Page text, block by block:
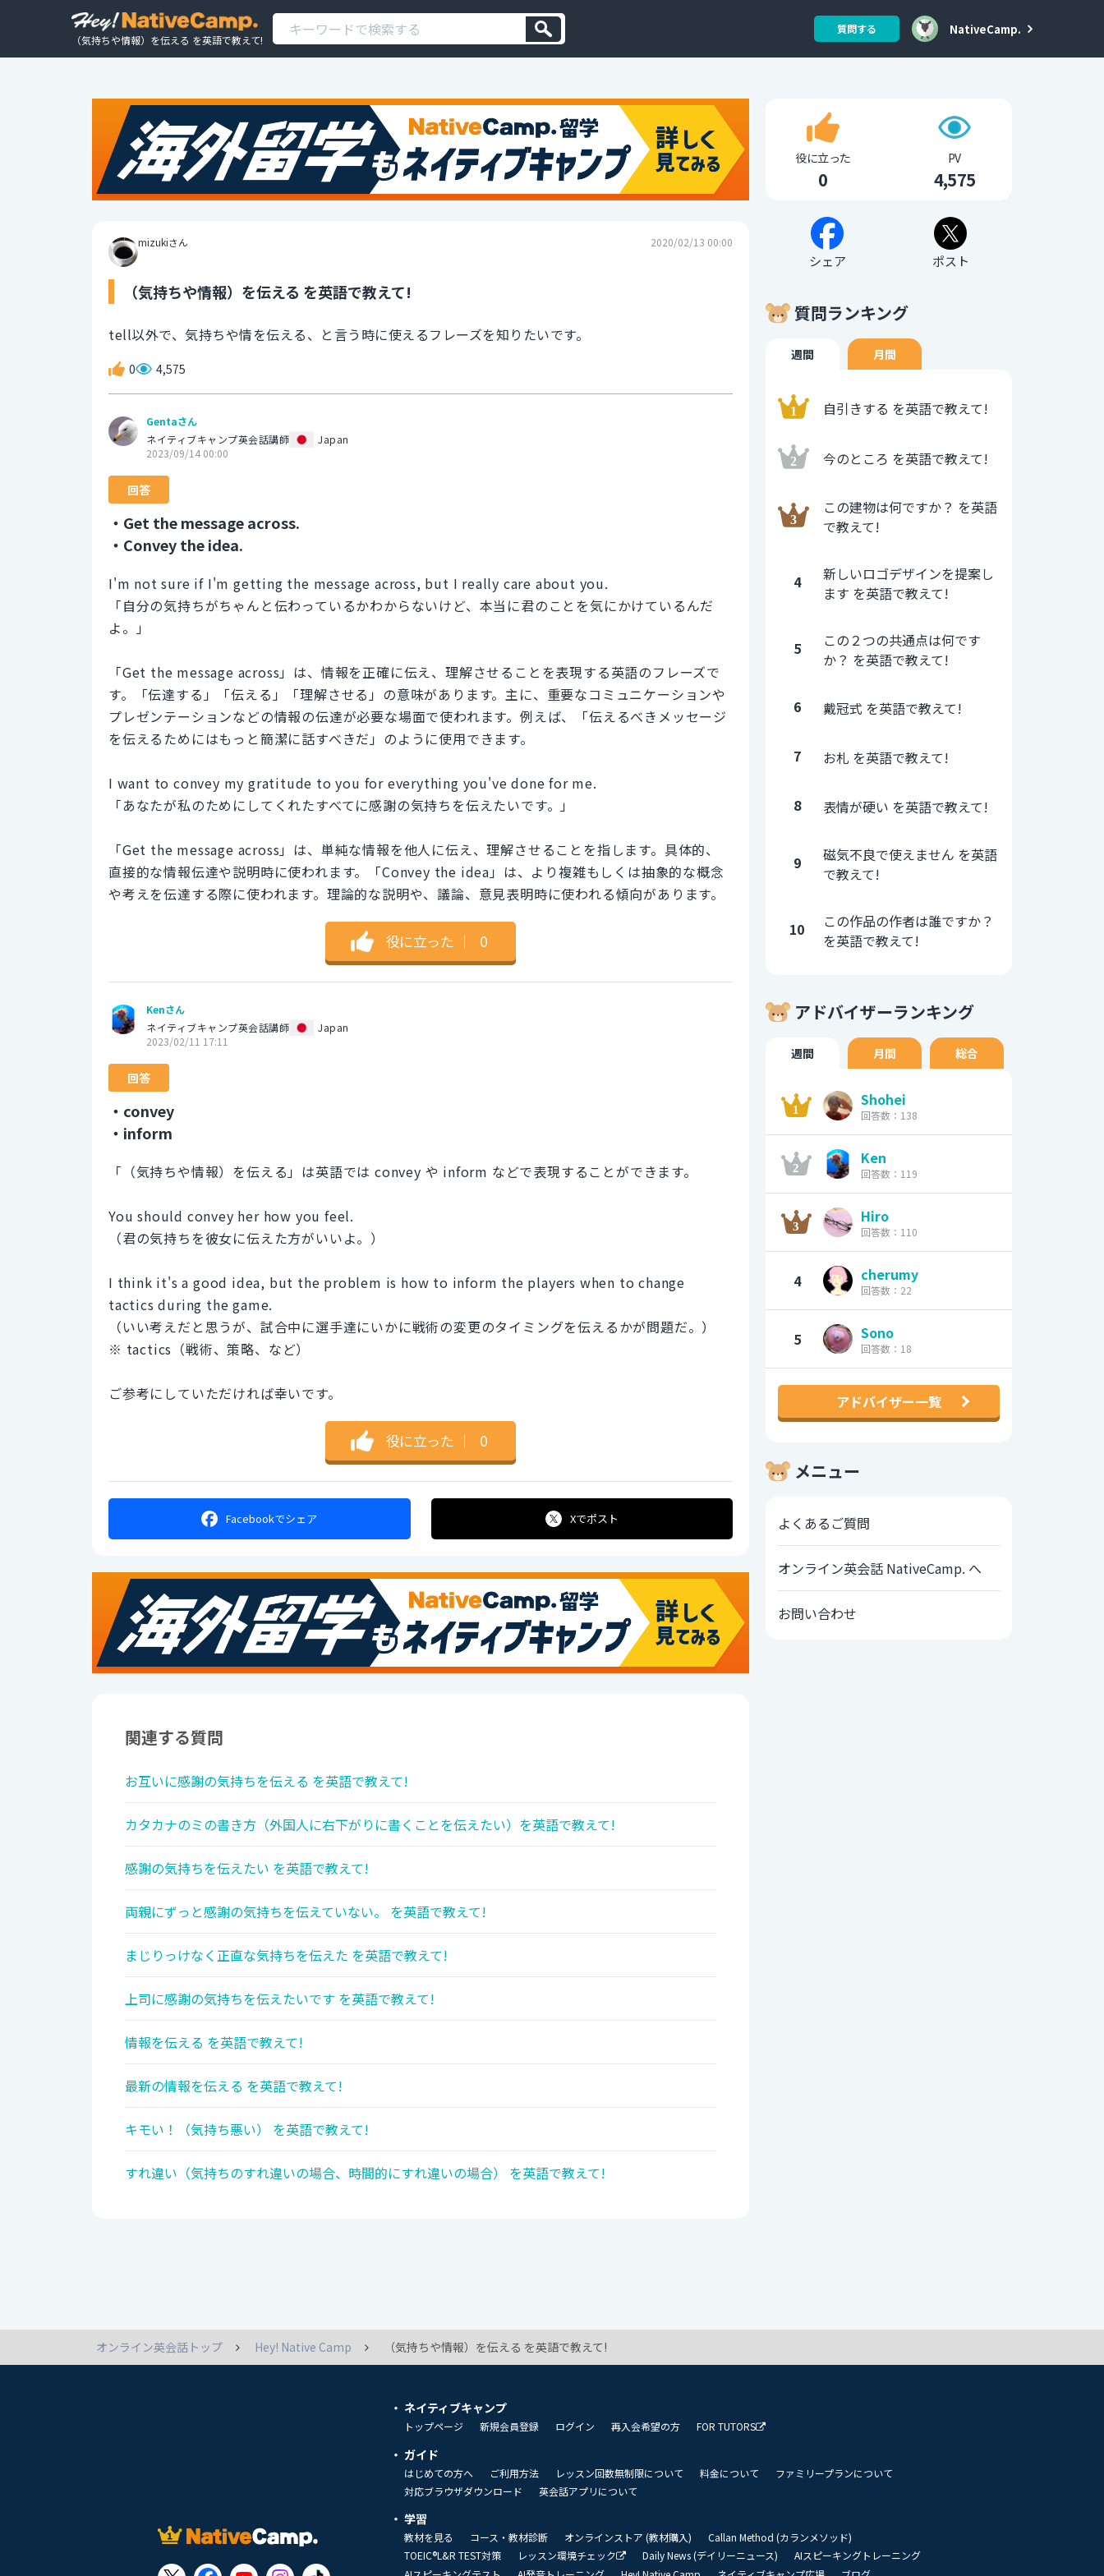
（気持ちや情報）を伝える を英語で教えて!
質問する NativeCamp.
mizukiさん 2020/02/13 00:00
（気持ちや情報）を伝える を英語で教えて!
tell以外で、気持ちや情を伝える、と言う時に使えるフレーズを知りたいです。
0 4,575
Gentaさん
ネイティブキャンプ英会話講師
Japan
2023/09/14 00:00
回答
・Get the message across.
・Convey the idea.
I'm not sure if I'm getting the message across, but I really care about you.
「自分の気持ちがちゃんと伝わっているかわからないけど、本当に君のことを気にかけているんだ
よ。」
「Get the message across」は、情報を正確に伝え、理解させることを表現する英語のフレーズで
す。「伝達する」「伝える」「理解させる」の意味があります。主に、重要なコミュニケーションや
プレゼンテーションなどの情報の伝達が必要な場面で使われます。例えば、「伝えるべきメッセージ
を伝えるためにはもっと簡潔に話すべきだ」のように使用できます。
I want to convey my gratitude to you for everything you've done for me.
「あなたが私のためにしてくれたすべてに感謝の気持ちを伝えたいです。」
「Get the message across」は、単純な情報を他人に伝え、理解させることを指します。具体的、
直接的な情報伝達や説明時に使われます。「Convey the idea」は、より複雑もしくは抽象的な概念
や考えを伝達する際に使われます。理論的な説明や、議論、意見表明時に使われる傾向があります。
役に立った ｜ 0
Kenさん
ネイティブキャンプ英会話講師
Japan
2023/02/11 17:11
回答
・convey
・inform
「（気持ちや情報）を伝える」は英語では convey や inform などで表現することができます。
You should convey her how you feel.
（君の気持ちを彼女に伝えた方がいいよ。）
I think it's a good idea, but the problem is how to inform the players when to change
tactics during the game.
（いい考えだと思うが、試合中に選手達にいかに戦術の変更のタイミングを伝えるかが問題だ。）
※ tactics（戦術、策略、など）
ご参考にしていただければ幸いです。
役に立った ｜ 0
Facebookでシェア Xでポスト
関連する質問
お互いに感謝の気持ちを伝える を英語で教えて!
カタカナのミの書き方（外国人に右下がりに書くことを伝えたい）を英語で教えて!
感謝の気持ちを伝えたい を英語で教えて!
両親にずっと感謝の気持ちを伝えていない。 を英語で教えて!
まじりっけなく正直な気持ちを伝えた を英語で教えて!
上司に感謝の気持ちを伝えたいです を英語で教えて!
情報を伝える を英語で教えて!
最新の情報を伝える を英語で教えて!
キモい！（気持ち悪い） を英語で教えて!
すれ違い（気持ちのすれ違いの場合、時間的にすれ違いの場合） を英語で教えて!
役に立った
0
PV
4,575
シェア ポスト
質問ランキング
週間 月間
自引きする を英語で教えて!
今のところ を英語で教えて!
この建物は何ですか？ を英語
で教えて!
4
新しいロゴデザインを提案し
ます を英語で教えて!
5
この２つの共通点は何です
か？ を英語で教えて!
6 戴冠式 を英語で教えて!
7 お札 を英語で教えて!
8 表情が硬い を英語で教えて!
9
磁気不良で使えません を英語
で教えて!
10
この作品の作者は誰ですか？
を英語で教えて!
アドバイザーランキング
週間 月間 総合
Shohei
回答数：138
Ken
回答数：119
Hiro
回答数：110
4 cherumy
回答数：22
5 Sono
回答数：18
アドバイザー一覧
メニュー
よくあるご質問
オンライン英会話 NativeCamp. へ
お問い合わせ
オンライン英会話トップ Hey! Native Camp （気持ちや情報）を伝える を英語で教えて!
ネイティブキャンプ
トップページ 新規会員登録 ログイン 再入会希望の方 FOR TUTORS
ガイド
はじめての方へ ご利用方法 レッスン回数無制限について 料金について
ファミリープランについて
対応ブラウザダウンロード
英会話アプリについて
学習
教材を見る コース・教材診断 オンラインストア (教材購入)
Callan Method (カランメソッド)
TOEIC®L&R TEST対策
レッスン環境チェック Daily News (デイリーニュース)
AIスピーキングトレーニング